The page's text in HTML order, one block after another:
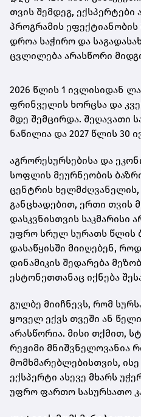
თვის შემდეგ, ექსპერტები
პროგრამის
დროა საჭირო და
ცვლილება არასწორი
2026 წლის 1 ივლისიდან
ფრინველის ხორცსა და
მდე შემცირდა. შეღავათი
ნაწილია და 2027 წლის 30
აგრორესურსებისა და
სოფლის მეურნეობის
ცენტრის ხელმძღვანელის,
განცხადებით, ერთი თვის
დასკვნისთვის საკმარისი
უფრო სრულ სურათს წლის
დასაწყისში მიიღებენ,
დინამიკის შედარება
ესტონეთთანაც იქნება
გულბე მიიჩნევს, რომ
ყოველ ექვს თვეში ან
არასწორია. მისი თქმით,
რეჟიმი მნიშვნელოვანია
მომხმარებლებისთვის,
ექსპერტი ასევე მხარს
უფრო ფართო სასურსათო